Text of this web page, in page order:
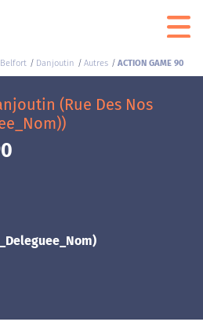
Danjoutin Autres ACTION GAME 90
(Rue Des Nos